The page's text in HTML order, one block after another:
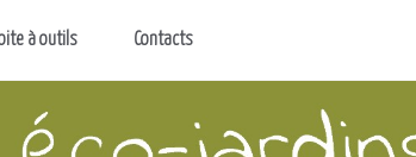
à outils Contacts